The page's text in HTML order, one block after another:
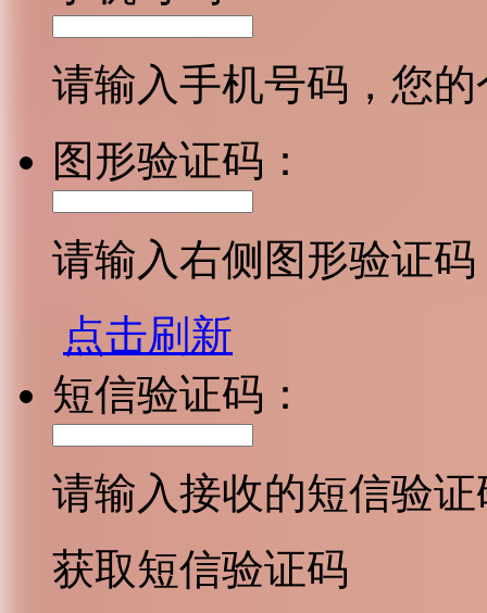
请输入手机号码，您
图形验证码：
请输入右侧图形验证码
点击刷新
短信验证码：
请输入接收的短信验证
获取短信验证码